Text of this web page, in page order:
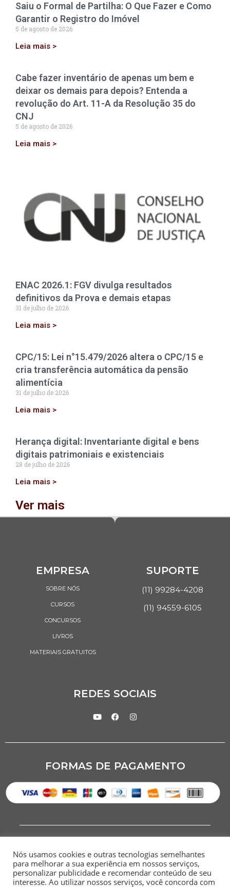
Saiu o Formal de Partilha: O Que Fazer e Como
Garantir o Registro do Imóvel
5 de agosto de 2026
Leia mais >
Cabe fazer inventário de apenas um bem e
deixar os demais para depois? Entenda a
revolução do Art. 11-A da Resolução 35 do
CNJ
5 de agosto de 2026
Leia mais >
ENAC 2026.1: FGV divulga resultados
definitivos da Prova e demais etapas
31 de julho de 2026
Leia mais >
CPC/15: Lei n°15.479/2026 altera o CPC/15 e
cria transferência automática da pensão
alimentícia
31 de julho de 2026
Leia mais >
Herança digital: Inventariante digital e bens
digitais patrimoniais e existenciais
28 de julho de 2026
Leia mais >
Ver mais
EMPRESA
SOBRE NÓS
CURSOS
CONCURSOS
LIVROS
MATERIAIS GRATUITOS
SUPORTE
(11) 99284-4208
(11) 94559-6105
REDES SOCIAIS
FORMAS DE PAGAMENTO
CNPJ: 07.284.949/0001-00
Nós usamos cookies e outras tecnologias semelhantes
para melhorar a sua experiência em nossos serviços,
personalizar publicidade e recomendar conteúdo de seu
interesse. Ao utilizar nossos serviços, você concorda com